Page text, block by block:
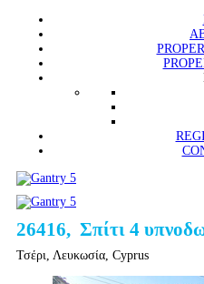
26416, Σπίτι 4
Τσέρι, Λευκωσία, Cyprus